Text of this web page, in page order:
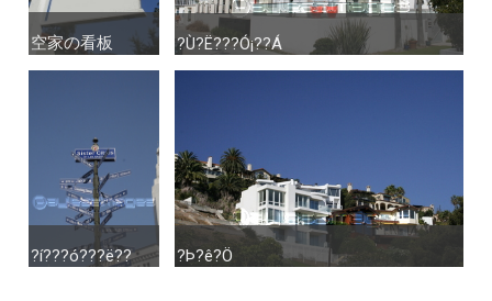
空家の看板
空家の看板 ?Ù?Ë???Ó¡??Á
?Ù?Ë???Ó¡??Á
?í???ó???ë??
?í???ó???ë?? ?Þ?ê?Ö
?Þ?ê?Ö